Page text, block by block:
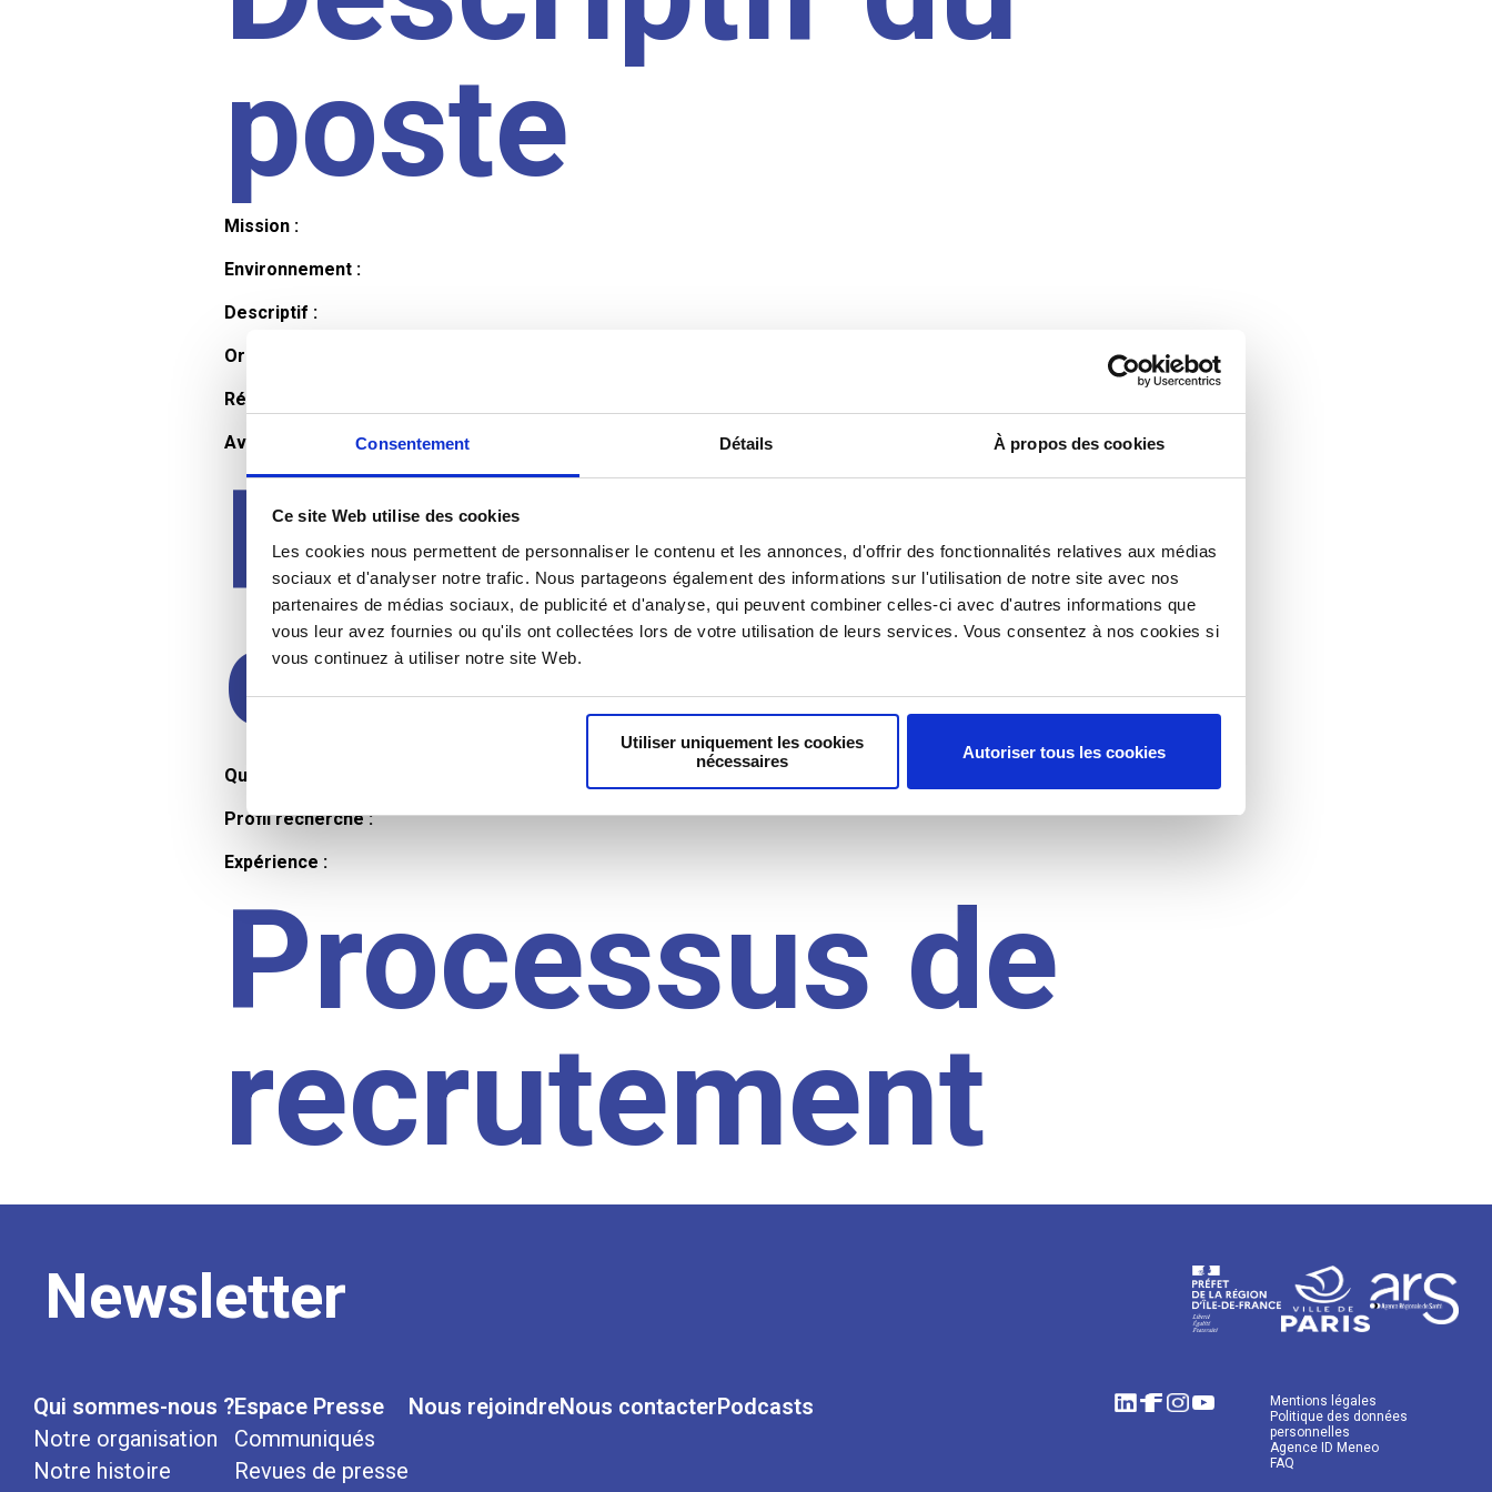
Consentement Détails À propos des cookies
Ce site Web utilise des cookies
Les cookies nous permettent de personnaliser le contenu et les annonces, d'offrir des fonctionnalités relatives aux médias
sociaux et d'analyser notre trafic. Nous partageons également des informations sur l'utilisation de notre site avec nos
partenaires de médias sociaux, de publicité et d'analyse, qui peuvent combiner celles-ci avec d'autres informations que
vous leur avez fournies ou qu'ils ont collectées lors de votre utilisation de leurs services. Vous consentez à nos cookies si
vous continuez à utiliser notre site Web.
Utiliser uniquement les cookies
nécessaires
Autoriser tous les cookies
poste
Mission :
Environnement :
Descriptif :
Organisation et horaires :
Rémunération :
Avantages :
Profil du
candidat
Qualifications et diplômes :
Profil recherché :
Expérience :
Processus de
recrutement
Newsletter
Qui sommes-nous ?
Notre organisation
Notre histoire
Espace Presse
Communiqués
Revues de presse
Nous rejoindreNous contacterPodcasts
Mentions légales
Politique des données
personnelles
Agence ID Meneo
FAQ